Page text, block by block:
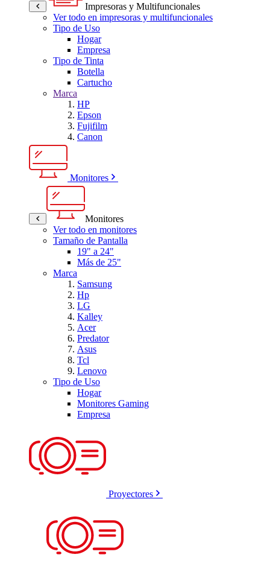
Impresoras y Multifuncionales
Ver todo en impresoras y multifuncionales
Tipo de Uso
Hogar
Empresa
Tipo de Tinta
Botella
Cartucho
Marca
HP
Epson
Fujifilm
Canon
Monitores
Monitores
Ver todo en monitores
Tamaño de Pantalla
19" a 24"
Más de 25"
Marca
Samsung
Hp
LG
Kalley
Acer
Predator
Asus
Tcl
Lenovo
Tipo de Uso
Hogar
Monitores Gaming
Empresa
Proyectores